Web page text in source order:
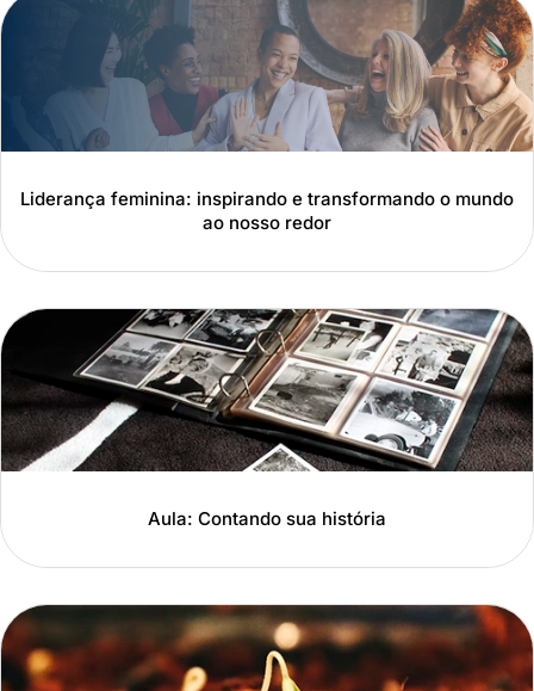
Liderança feminina: inspirando e transformando o mundo
ao nosso redor
Aula: Contando sua história